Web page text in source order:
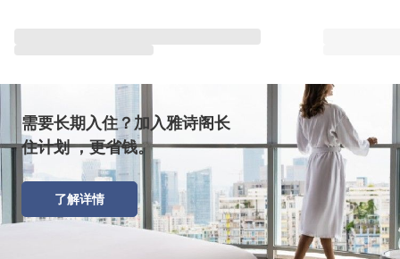
需要长期入住？加入雅诗阁长
住计划 ，更省钱。
了解详情